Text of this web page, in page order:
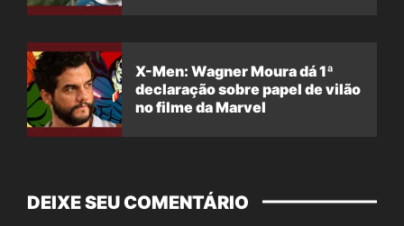
X-Men: Wagner Moura dá 1ª
declaração sobre papel de vilão
no filme da Marvel
DEIXE SEU COMENTÁRIO